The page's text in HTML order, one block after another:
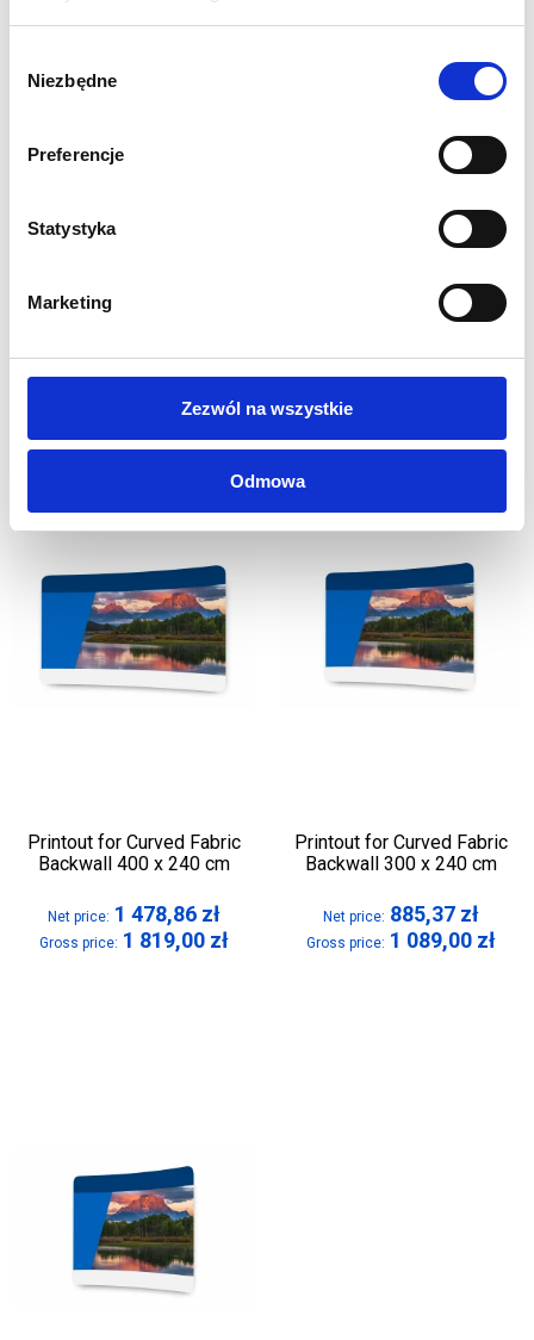
zgody
Niezbędne
Preferencje
Statystyka
Marketing
Zezwól na wszystkie
Odmowa
Printout for Curved Fabric
Net price:1 665,85
Printout for Curved Fabric
1 804,07zł
Printout for Curved Fabric
Backwall 400 x 240 cm
Net price: 1 478,86 zł
Gross price: 1 819,00 zł
Printout for Curved Fabric
Backwall 300 x 240 cm
Net price: 885,37 zł
Gross price: 1 089,00 zł